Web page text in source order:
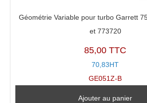
Géométrie Variable pour turbo Garrett
et 773720
85,00 TTC
70,83HT
GE051Z-B
Ajouter au panier